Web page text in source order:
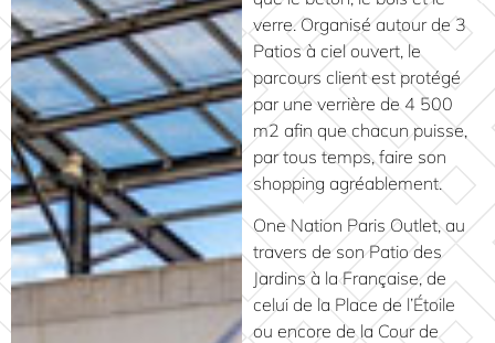
verre. Organisé autour de 3
Patios à ciel ouvert, le
parcours client est protégé
par une verrière de 4 500
m2 afin que chacun puisse,
par tous temps, faire son
shopping agréablement.
One Nation Paris Outlet, au
travers de son Patio des
Jardins à la Française, de
celui de la Place de l’Étoile
ou encore de la Cour de